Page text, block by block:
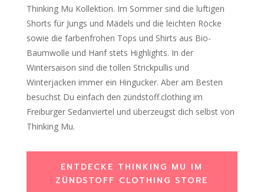
Thinking Mu Kollektion. Im Sommer sind die luftigen
Shorts für Jungs und Mädels und die leichten Röcke
sowie die farbenfrohen Tops und Shirts aus Bio-
Baumwolle und Hanf stets Highlights. In der
Wintersaison sind die tollen Strickpullis und
Winterjacken immer ein Hingucker. Aber am Besten
besuchst Du einfach den zündstoff.clothing im
Freiburger Sedanviertel und überzeugst dich selbst von
Thinking Mu.
ENTDECKE THINKING MU IM
ZÜNDSTOFF CLOTHING STORE